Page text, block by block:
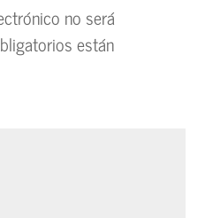
no será
están